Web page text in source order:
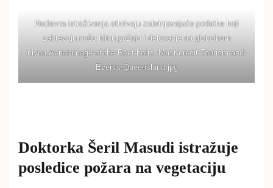
Nedavna istraživanja otkrivaju zabrinjavajuće podatke koji
zahtevaju našu hitnu pažnju i delovanje na globalnom
nivou.Aerial-image-of-the-Reef-horiz.-Must-credit-Tourism-and-
Events-Queensland.jpg
Doktorka Šeril Masudi istražuje
posledice požara na vegetaciju